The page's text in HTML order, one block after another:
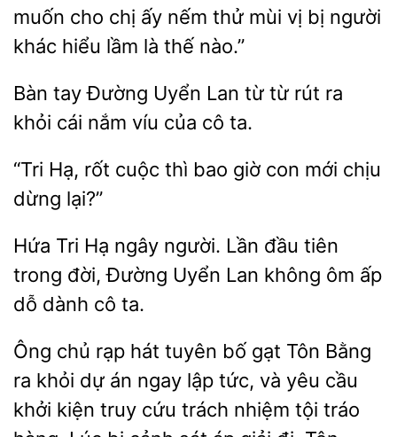
muốn cho chị ấy
thử mùi vị bị người
khác hiểu lầm là thế nào.”
tay
Uyển Lan từ từ rút ra
cái nắm víu của cô ta.
“Tri rốt cuộc
bao giờ con mới chịu
dừng
Hạ ngây người. Lần đầu tiên
trong đời, Đường
Lan không ôm ấp
dỗ dành cô ta.
Ông chủ rạp hát tuyên bố
Tôn Bằng
ra khỏi dự án ngay lập tức, và yêu
khởi kiện truy cứu trách nhiệm tội tráo